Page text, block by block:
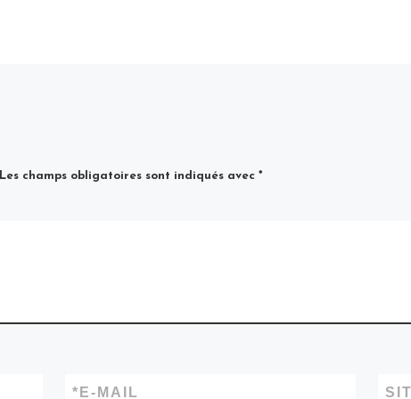
Les champs obligatoires sont indiqués avec *
E-MAIL
*